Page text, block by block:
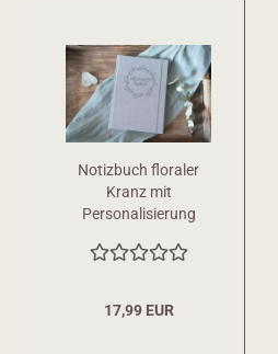
Notizbuch floraler
Kranz mit
Personalisierung
17,99 EUR